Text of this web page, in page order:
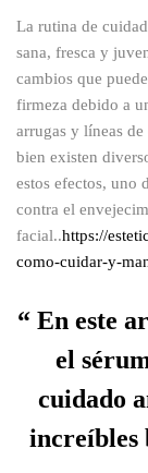
La rutina de
sana, fresca y
cambios que
firmeza debido a
arrugas y líneas
bien existen
estos efectos, uno
contra el
facial..https://
como-cuidar-y-
En este
el
cuidado
increíbles